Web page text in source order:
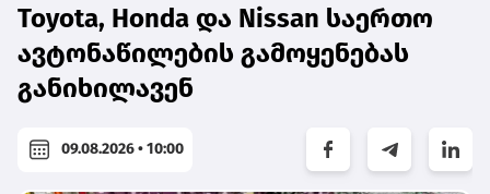
Toyota, Honda და Nissan საერთო
ავტონაწილების გამოყენებას
განიხილავენ
09.08.2026 • 10:00